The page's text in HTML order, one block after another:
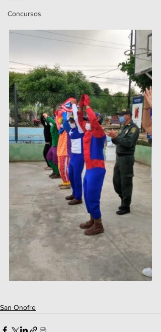
Concursos
San Onofre